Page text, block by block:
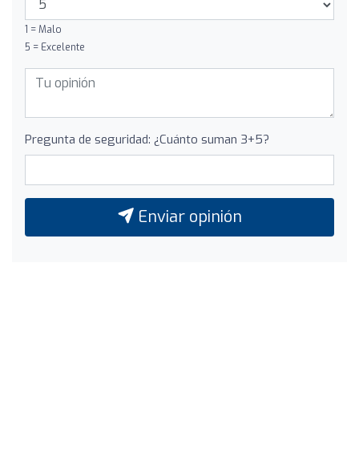
1 = Malo
5 = Excelente
Pregunta de seguridad: ¿Cuánto suman 3+5?
Enviar opinión